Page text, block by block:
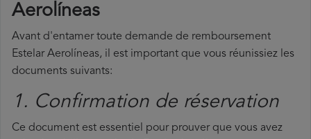
Aerolíneas
Avant d'entamer toute demande de remboursement
Estelar Aerolíneas, il est important que vous réunissiez les
documents suivants:
1. Confirmation de réservation
Ce document est essentiel pour prouver que vous avez